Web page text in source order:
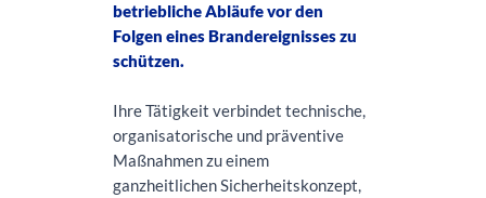
betriebliche Abläufe vor den
Folgen eines Brandereignisses zu
schützen.
Ihre Tätigkeit verbindet technische,
organisatorische und präventive
Maßnahmen zu einem
ganzheitlichen Sicherheitskonzept,